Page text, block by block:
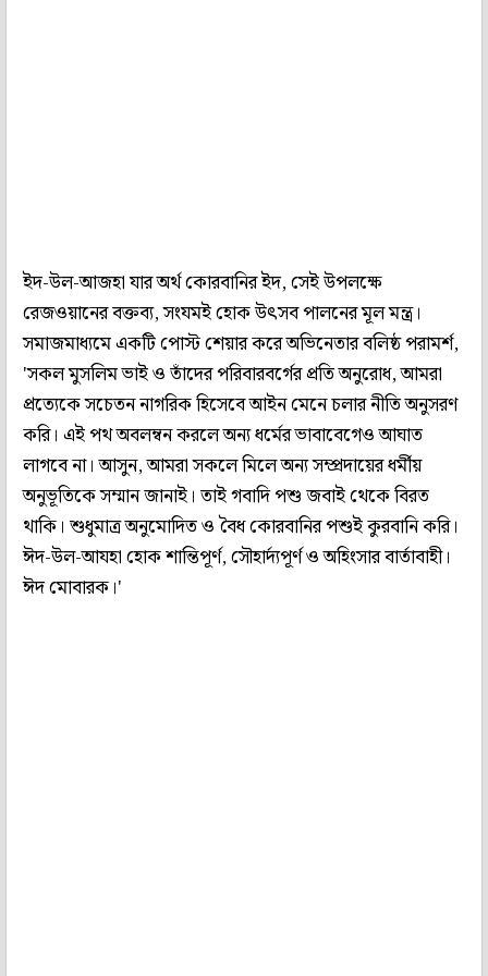
ইদ-উল-আজহা যার অর্থ কোরবানির ইদ, সেই উপলক্ষে
রেজওয়ানের বক্তব্য, সংযমই হোক উৎসব পালনের মূল মন্ত্র।
সমাজমাধ্যমে একটি পোস্ট শেয়ার করে অভিনেতার বলিষ্ঠ পরামর্শ,
'সকল মুসলিম ভাই ও তাঁদের পরিবারবর্গের প্রতি অনুরোধ, আমরা
প্রত্যেকে সচেতন নাগরিক হিসেবে আইন মেনে চলার নীতি অনুসরণ
করি। এই পথ অবলম্বন করলে অন্য ধর্মের ভাবাবেগেও আঘাত
লাগবে না। আসুন, আমরা সকলে মিলে অন্য সম্প্রদায়ের ধর্মীয়
অনুভূতিকে সম্মান জানাই। তাই গবাদি পশু জবাই থেকে বিরত
থাকি। শুধুমাত্র অনুমোদিত ও বৈধ কোরবানির পশুই কুরবানি করি।
ঈদ-উল-আযহা হোক শান্তিপূর্ণ, সৌহার্দ্যপূর্ণ ও অহিংসার বার্তাবাহী।
ঈদ মোবারক।'